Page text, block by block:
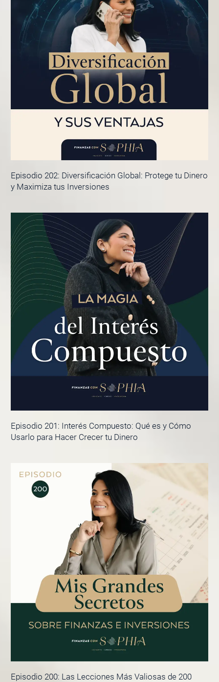
Episodio 202: Diversificación Global: Protege tu Dinero
y Maximiza tus Inversiones
Episodio 201: Interés Compuesto: Qué es y Cómo
Usarlo para Hacer Crecer tu Dinero
Episodio 200: Las Lecciones Más Valiosas de 200